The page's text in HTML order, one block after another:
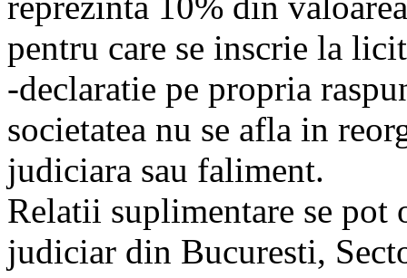
pentru care se inscrie la
-declaratie pe propria
societatea nu se afla in
judiciara sau faliment.
Relatii suplimentare se
judiciar din Bucuresti,